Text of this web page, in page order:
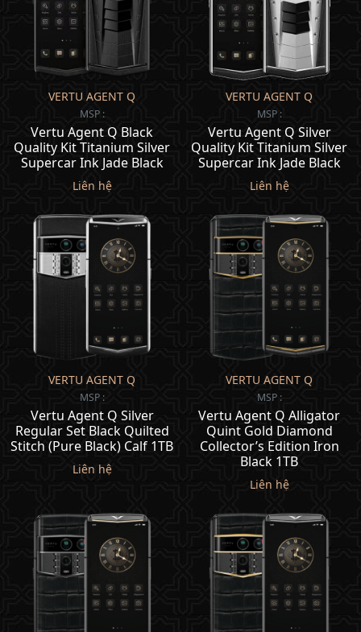
VERTU AGENT Q
MSP :
Vertu Agent Q Black
Quality Kit Titanium Silver
Supercar Ink Jade Black
Liên hệ
VERTU AGENT Q
MSP :
Vertu Agent Q Silver
Quality Kit Titanium Silver
Supercar Ink Jade Black
Liên hệ
VERTU AGENT Q
MSP :
Vertu Agent Q Silver
Regular Set Black Quilted
Stitch (Pure Black) Calf 1TB
Liên hệ
VERTU AGENT Q
MSP :
Vertu Agent Q Alligator
Quint Gold Diamond
Collector’s Edition Iron
Black 1TB
Liên hệ